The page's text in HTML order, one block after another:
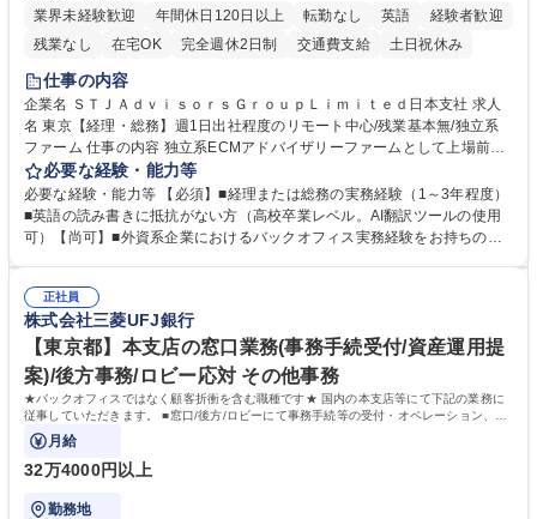
業界未経験歓迎
年間休日120日以上 転勤なし 英語
経験者歓迎
残業なし
在宅OK 完全週休2日制 交通費支給 土日祝休み
仕事の内容
企業名 ＳＴＪＡｄｖｉｓｏｒｓＧｒｏｕｐＬｉｍｉｔｅｄ日本支社 求人
名 東京【経理・総務】週1日出社程度のリモート中心/残業基本無/独立系
ファーム 仕事の内容 独立系ECMアドバイザリーファームとして上場前後
の資本市場戦略を設計する当社にて経理・総務をお任せします。基礎的な
バックオフィス業務からスタートし組織を支える専任担当として広く活躍
できる環境です。 ■日常経理、月次および年次決算サポート業務 ■本国
（グローバル）との英文メール対応（AI翻訳ツール等を使用しての対応で
業務をお任せします。残業も基本的には発生せず、ご自身のペースで業務
を進めやすく定着率の高い環境です。 募集職種 東京【経理・総務】週1日
出社程度のリモート中心/残業基本無/独立系ファーム
必要な経験・能力等
必要な経験・能力等 【必須】■経理または総務の実務経験（1～3年程度）
■英語の読み書きに抵抗がない方（高校卒業レベル。AI翻訳ツールの使用
可）【尚可】■外資系企業におけるバックオフィス実務経験をお持ちの方
【働き方について】現在は週4日程度の在宅勤務を実施しており、ワーク
ライフバランスを重視する方に最適な環境です（フルリモートも面接で相
談可）。【求める人物像】幅広いバックオフィス業務に柔軟に対応でき、
社内外と円滑にコミュニケーションを取りながら業務を推進できる方 学
歴・資格 学歴：大学院 大学 高専 短大 専修学校 高校 語学力： 資格：
正社員
株式会社三菱UFJ銀行
【東京都】本支店の窓口業務(事務手続受付/資産運用提
案)/後方事務/ロビー応対 その他事務
★バックオフィスではなく顧客折衝を含む職種です★ 国内の本支店等にて下記の業務に
従事していただきます。 ■窓口/後方/ロビーにて事務手続等の受付・オペレーション、お
客様対応
月給
32万4000円以上
勤務地